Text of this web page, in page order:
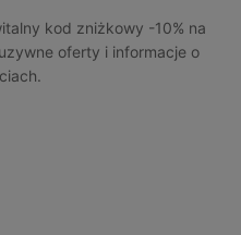
kod zniżkowy -10% na
oferty i informacje o